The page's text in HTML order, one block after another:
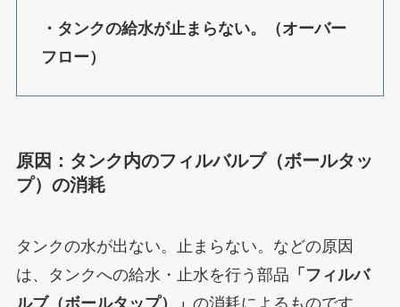
・タンクの給水が止まらない。（オーバー
フロー）
原因：タンク内のフィルバルブ（ボールタッ
プ）の消耗
タンクの水が出ない。止まらない。などの原因
は、タンクへの給水・止水を行う部品 「フィルバ